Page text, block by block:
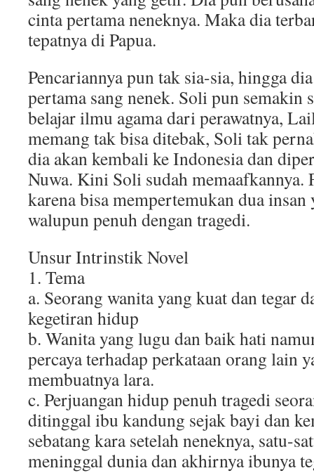
cinta pertama neneknya. Maka dia
tepatnya di Papua.
Pencariannya pun tak sia-sia, hingga
pertama sang nenek. Soli pun semakin
belajar ilmu agama dari perawatnya,
memang tak bisa ditebak, Soli tak
dia akan kembali ke Indonesia dan
Nuwa. Kini Soli sudah memaafkannya.
karena bisa mempertemukan dua
walupun penuh dengan tragedi.
Unsur Intrinstik Novel
1. Tema
a. Seorang wanita yang kuat dan tegar
kegetiran hidup
b. Wanita yang lugu dan baik hati
percaya terhadap perkataan orang lain
membuatnya lara.
c. Perjuangan hidup penuh tragedi
ditinggal ibu kandung sejak bayi dan
sebatang kara setelah neneknya, satu-
meninggal dunia dan akhirnya ibunya